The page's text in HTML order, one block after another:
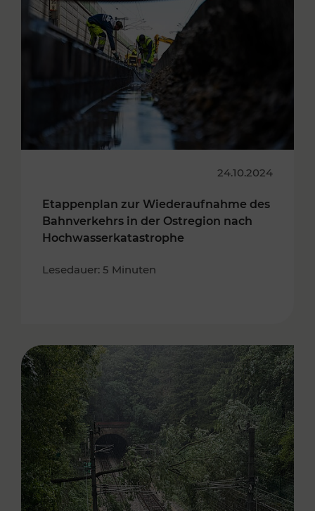
24.10.2024
Etappenplan zur Wiederaufnahme des
Bahnverkehrs in der Ostregion nach
Hochwasserkatastrophe
Lesedauer: 5 Minuten